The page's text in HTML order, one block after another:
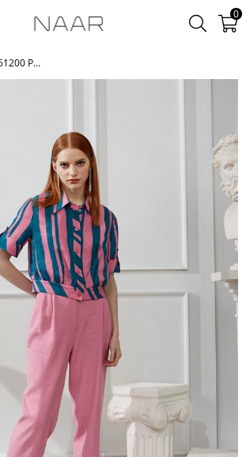
0
NAAR 61200 PANTOLON PEMBE